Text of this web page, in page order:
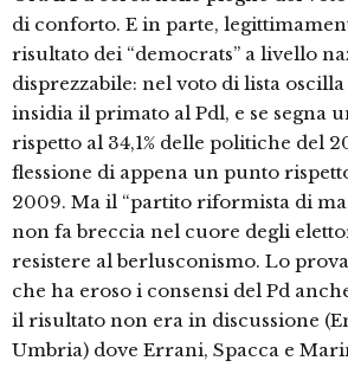
di conforto. E in parte,
risultato dei “democrats” a livello
disprezzabile: nel voto di lista oscilla
insidia il primato al Pdl, e se segna
rispetto al 34,1% delle politiche del
flessione di appena un punto
2009. Ma il “partito riformista di
non fa breccia nel cuore degli
resistere al berlusconismo. Lo
che ha eroso i consensi del Pd
il risultato non era in discussione
Umbria) dove Errani, Spacca e